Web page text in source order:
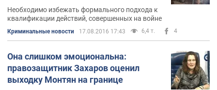
Необходимо избежать формального подхода к
квалификации действий, совершенных на войне
Криминальные новости 17.08.2016 17:43 6,4 т. 4
Она слишком эмоциональна:
правозащитник Захаров оценил
выходку Монтян на границе